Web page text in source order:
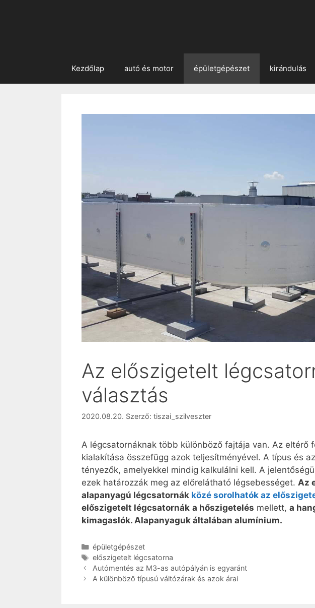
Kezdőlap autó és motor épületgépészet kirándulás
Az előszigetelt
választás
2020.08.20. Szerző: tiszai_szilveszter
A légcsatornáknak több különböző fajtája van. Az eltérő
kialakítása összefügg azok teljesítményével. A típus és
tényezők, amelyekkel mindig kalkulálni kell. A
ezek határozzák meg az előrelátható légsebességet. Az
alapanyagú légcsatornák közé sorolhatók az
előszigetelt légcsatornák a hőszigetelés mellett, a
kimagaslók. Alapanyaguk általában alumínium.
Kategória
épületgépészet
Címkék
előszigetelt légcsatorna
Autómentés az M3-as autópályán is egyaránt
A különböző típusú váltózárak és azok árai